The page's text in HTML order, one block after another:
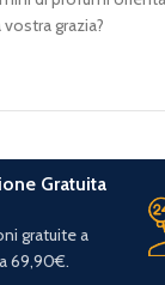
grazia?
Gratuita
gratuite a
69,90€.